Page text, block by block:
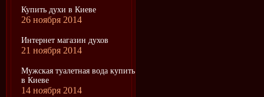
Купить духи в Киеве
26 ноября 2014
Интернет магазин духов
21 ноября 2014
Мужская туалетная вода купить
в Киеве
14 ноября 2014